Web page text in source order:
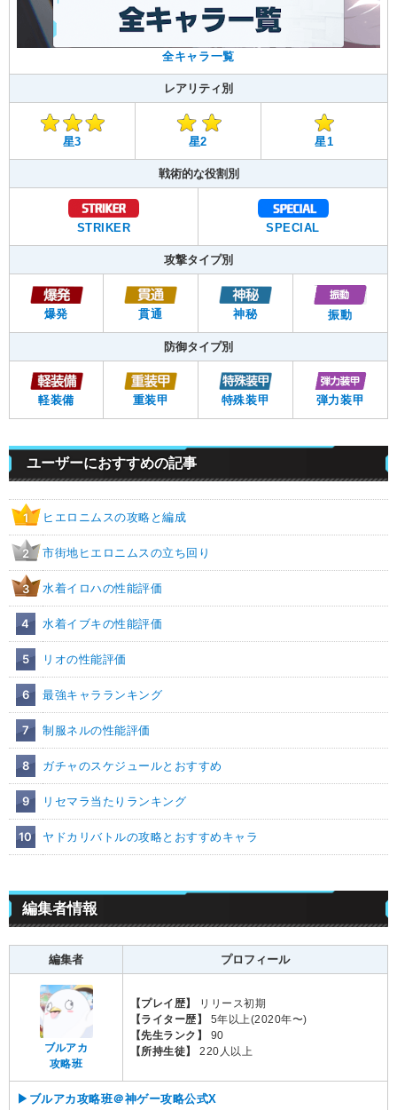
全キャラ一覧
レアリティ別
星3 星2 星1
戦術的な役割別
STRIKER SPECIAL
攻撃タイプ別
爆発 貫通 神秘 振動
防御タイプ別
軽装備 重装甲 特殊装甲 弾力装甲
ユーザーにおすすめの記事
1 ヒエロニムスの攻略と編成
2 市街地ヒエロニムスの立ち回り
3 水着イロハの性能評価
4 水着イブキの性能評価
5 リオの性能評価
6 最強キャラランキング
7 制服ネルの性能評価
8 ガチャのスケジュールとおすすめ
9 リセマラ当たりランキング
10 ヤドカリバトルの攻略とおすすめキャラ
編集者情報
編集者 プロフィール
ブルアカ
攻略班
【プレイ歴】
リリース初期
【ライター歴】
5年以上(2020年〜)
【先生ランク】
90
【所持生徒】
220人以上
▶ブルアカ攻略班＠神ゲー攻略公式X